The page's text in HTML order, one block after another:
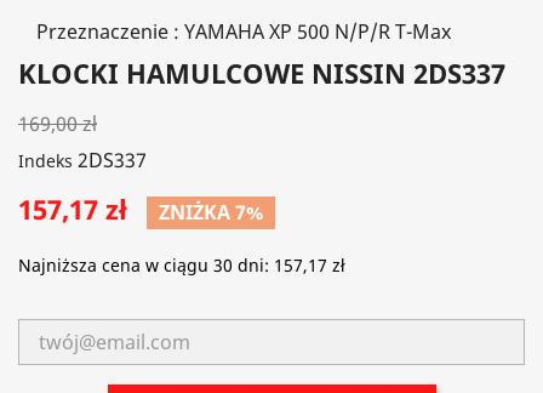
Przeznaczenie : YAMAHA XP 500 N/P/R T-Max
KLOCKI HAMULCOWE NISSIN 2DS337
169,00 zł
Indeks 2DS337
157,17 zł ZNIŻKA 7%
Najniższa cena w ciągu 30 dni: 157,17 zł